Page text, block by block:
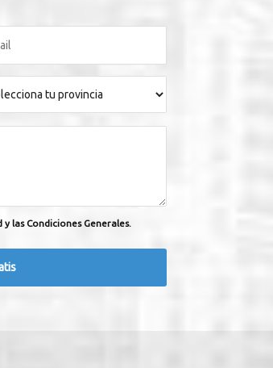
las Condiciones Generales.